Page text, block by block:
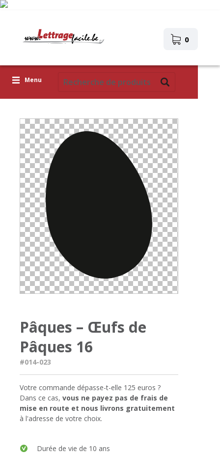
0
Menu
Pictogrammes
Images autocollantes
Téléchargez votre propre conception
Corona Covid-19
Pâques – Œufs de
Pâques 16
#014-023
Votre commande dépasse-t-elle 125 euros ?
Dans ce cas,vous ne payez pas de frais de
mise en route et nous livrons gratuitement
à l'adresse de votre choix.
Durée de vie de 10 ans